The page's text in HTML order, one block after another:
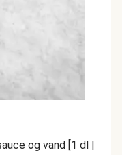
og vand [1 dl |